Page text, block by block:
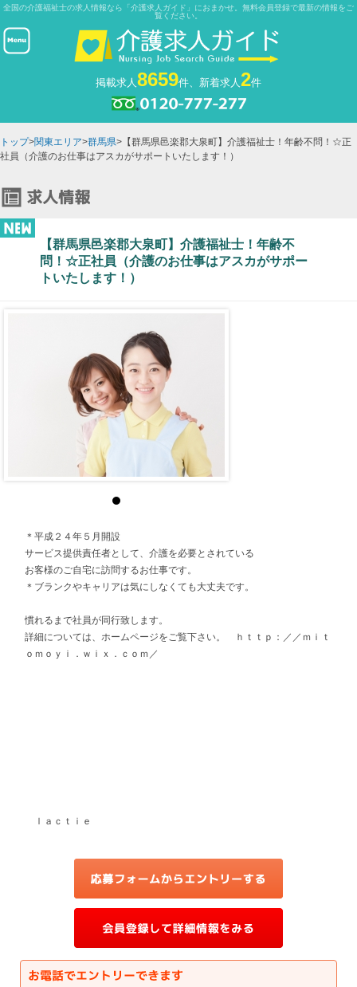
全国の介護福祉士の求人情報なら「介護求人ガイド」におまかせ。無料会員登録で最新の情報をご
覧ください。
掲載求人8659件、新着求人2件
トップ>関東エリア>群馬県>【群馬県邑楽郡大泉町】介護福祉士！年齢不問！☆正
社員（介護のお仕事はアスカがサポートいたします！）
【群馬県邑楽郡大泉町】介護福祉士！年齢不
問！☆正社員（介護のお仕事はアスカがサポー
トいたします！）
＊平成２４年５月開設
サービス提供責任者として、介護を必要とされている
お客様のご自宅に訪問するお仕事です。
＊ブランクやキャリアは気にしなくても大丈夫です。
慣れるまで社員が同行致します。
詳細については、ホームページをご覧下さい。 ｈｔｔｐ：／／ｍｉｔ
ｏｍｏｙｉ．ｗｉｘ．ｃｏｍ／
ｌａｃｔｉｅ